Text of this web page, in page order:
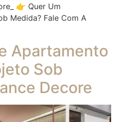
👉 Quer Um
Medida? Fale Com A
Apartamento
Sob
Decore